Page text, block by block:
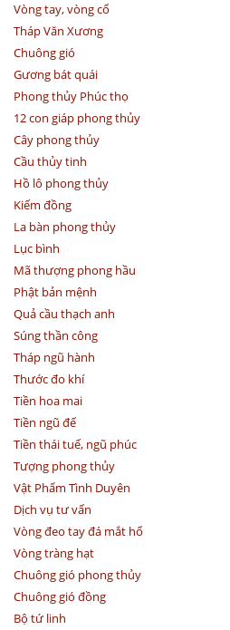
Vòng tay, vòng cổ
Tháp Văn Xương
Chuông gió
Gương bát quái
Phong thủy Phúc thọ
12 con giáp phong thủy
Cây phong thủy
Cầu thủy tinh
Hồ lô phong thủy
Kiếm đồng
La bàn phong thủy
Lục bình
Mã thượng phong hầu
Phật bản mệnh
Quả cầu thạch anh
Súng thần công
Tháp ngũ hành
Thước đo khí
Tiền hoa mai
Tiền ngũ đế
Tiền thái tuế, ngũ phúc
Tượng phong thủy
Vật Phẩm Tình Duyên
Dịch vụ tư vấn
Vòng đeo tay đá mắt hổ
Vòng tràng hạt
Chuông gió phong thủy
Chuông gió đồng
Bộ tứ linh